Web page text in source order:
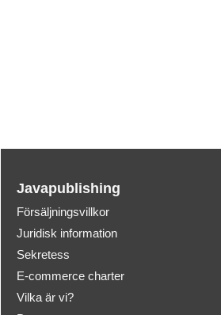
Javapublishing
Försäljningsvillkor
Juridisk information
Sekretess
E-commerce charter
Vilka är vi?